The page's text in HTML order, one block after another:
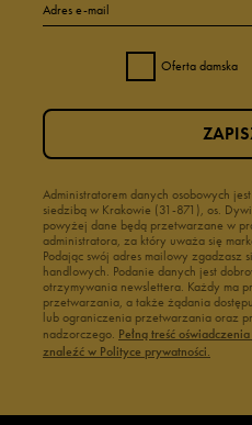
4
1
Jak zbieramy opinie?
Adres e-mail
Oferta damska
Administratorem danych osobowych
siedzibą w Krakowie (31-871), os.
powyżej dane będą przetwarzane w
administratora, za który uważa się
Podając swój adres mailowy zgadzasz
handlowych. Podanie danych jest
otrzymywania newslettera. Każdy ma
przetwarzania, a także żądania
lub ograniczenia przetwarzania oraz
nadzorczego. Pełną treść
znaleźć w Polityce prywatności.